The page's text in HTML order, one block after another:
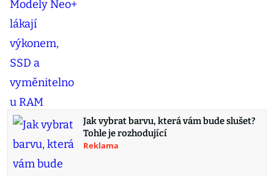
Jak vybrat barvu, která vám bude slušet?
Tohle je rozhodující
Reklama